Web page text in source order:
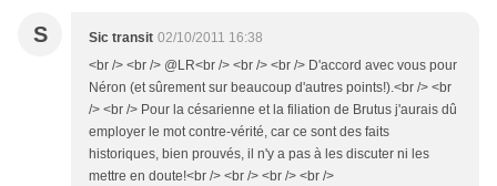
S Sic transit 02/10/2011 16:38
<br /> <br /> @LR<br /> <br /> <br /> D'accord avec vous pour
Néron (et sûrement sur beaucoup d'autres points!).<br /> <br
/> <br /> Pour la césarienne et la filiation de Brutus j'aurais dû
employer le mot contre-vérité, car ce sont des faits
historiques, bien prouvés, il n'y a pas à les discuter ni les
mettre en doute!<br /> <br /> <br /> <br />